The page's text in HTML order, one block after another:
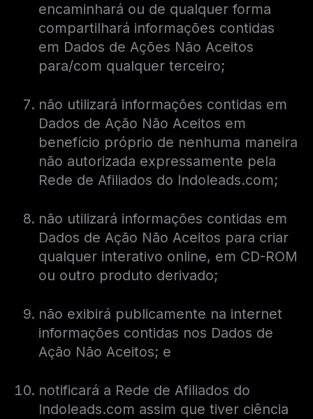
encaminhará ou de qualquer forma
compartilhará informações contidas
em Dados de Ações Não Aceitos
para/com qualquer terceiro;
não utilizará informações contidas em
Dados de Ação Não Aceitos em
benefício próprio de nenhuma maneira
não autorizada expressamente pela
Rede de Afiliados do Indoleads.com;
não utilizará informações contidas em
Dados de Ação Não Aceitos para criar
qualquer interativo online, em CD-ROM
ou outro produto derivado;
não exibirá publicamente na internet
informações contidas nos Dados de
Ação Não Aceitos; e
notificará a Rede de Afiliados do
Indoleads.com assim que tiver ciência